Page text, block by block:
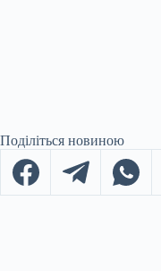
Поділіться новиною